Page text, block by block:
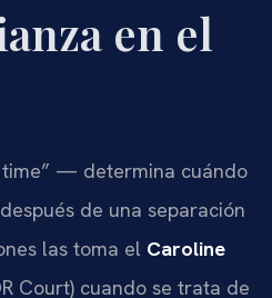
en el
— determina cuándo
de una separación
las toma el Caroline
Court) cuando se trata de